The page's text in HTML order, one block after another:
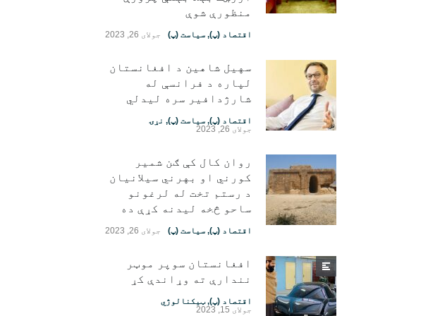
منظورې شوې
اقتصاد (پ), سیاست (پ) جولای 26, 2023
سهیل شاهین د افغانستان
لپاره د فرانسې له
شارژدافیر سره لیدلي
اقتصاد (پ), سیاست (پ), نړۍ
جولای 26, 2023
روان کال کې ګن شمیر
کورني او بهرني سیلانیان
د رستم تخت له لرغونو
ساحو څخه لیدنه کړې ده
اقتصاد (پ), سیاست (پ) جولای 26, 2023
افغانستان سوپر موټر
نندارې ته وړاندې کړ
اقتصاد (پ),ټیکنالوژي
جولای 15, 2023